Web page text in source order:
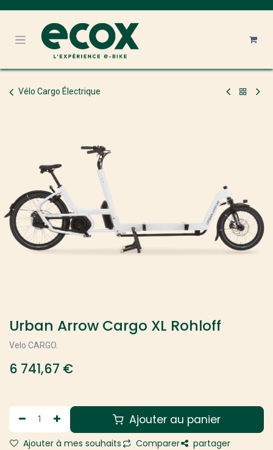
Vélo Cargo Électrique
Urban Arrow Cargo XL Rohloff
Velo CARGO.
6 741,67 €
Ajouter au panier
Ajouter à mes souhaits Comparer partager